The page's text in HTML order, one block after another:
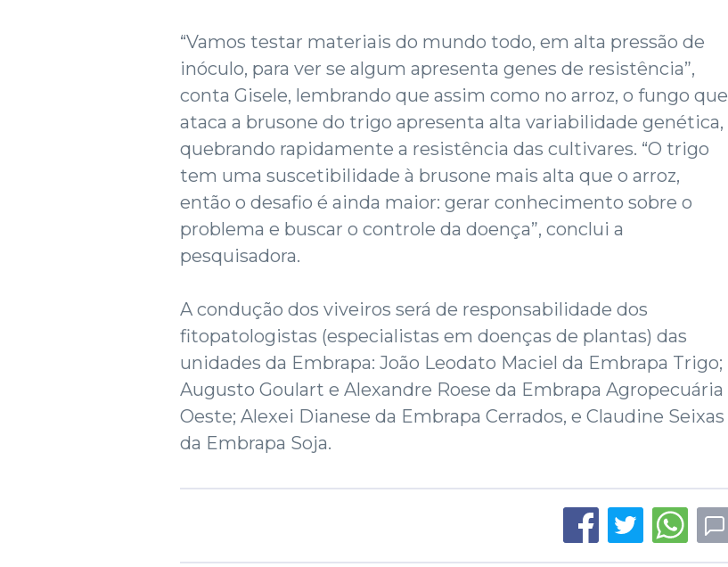
“Vamos testar materiais do mundo todo, em alta pressão de
inóculo, para ver se algum apresenta genes de resistência”,
conta Gisele, lembrando que assim como no arroz, o fungo que
ataca a brusone do trigo apresenta alta variabilidade genética,
quebrando rapidamente a resistência das cultivares. “O trigo
tem uma suscetibilidade à brusone mais alta que o arroz,
então o desafio é ainda maior: gerar conhecimento sobre o
problema e buscar o controle da doença”, conclui a
pesquisadora.
A condução dos viveiros será de responsabilidade dos
fitopatologistas (especialistas em doenças de plantas) das
unidades da Embrapa: João Leodato Maciel da Embrapa Trigo;
Augusto Goulart e Alexandre Roese da Embrapa Agropecuária
Oeste; Alexei Dianese da Embrapa Cerrados, e Claudine Seixas
da Embrapa Soja.